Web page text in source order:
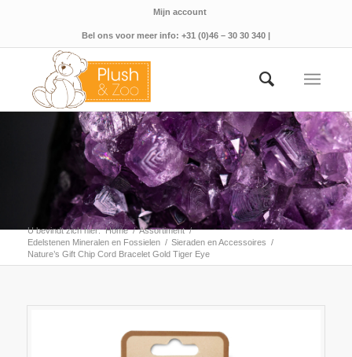
Mijn account
Bel ons voor meer info: +31 (0)46 – 30 30 340 |
U bevindt zich hier: Home / Assortiment /
Edelstenen Mineralen en Fossielen / Sieraden en Accessoires /
Nature’s Gift Chip Cord Bracelet Gold Tiger Eye